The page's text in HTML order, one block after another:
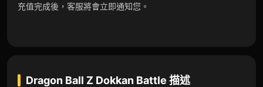
充值完成後，客服將會立即通知您。
Dragon Ball Z Dokkan Battle 描述